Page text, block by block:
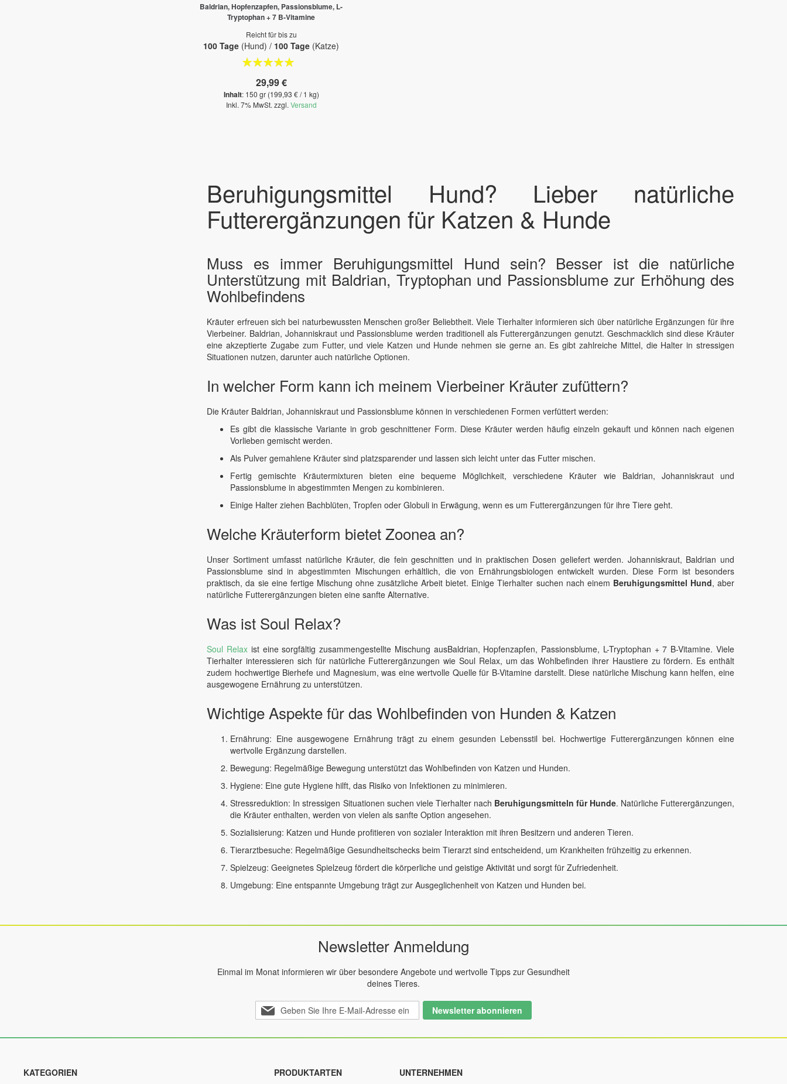
Baldrian, Hopfenzapfen, Passionsblume, L-
Tryptophan + 7 B-Vitamine
Reicht für bis zu
100 Tage (Hund) / 100 Tage (Katze)
Bewertung:
29,99 €
Inhalt: 150 gr (199,93 € / 1 kg)
Inkl. 7% MwSt. zzgl. Versand
Beruhigungsmittel Hund? Lieber natürliche
Futterergänzungen für Katzen & Hunde
Muss es immer Beruhigungsmittel Hund sein? Besser ist die natürliche
Unterstützung mit Baldrian, Tryptophan und Passionsblume zur Erhöhung des
Wohlbefindens
Kräuter erfreuen sich bei naturbewussten Menschen großer Beliebtheit. Viele Tierhalter informieren sich über natürliche Ergänzungen für ihre
Vierbeiner. Baldrian, Johanniskraut und Passionsblume werden traditionell als Futterergänzungen genutzt. Geschmacklich sind diese Kräuter
eine akzeptierte Zugabe zum Futter, und viele Katzen und Hunde nehmen sie gerne an. Es gibt zahlreiche Mittel, die Halter in stressigen
Situationen nutzen, darunter auch natürliche Optionen.
In welcher Form kann ich meinem Vierbeiner Kräuter zufüttern?
Die Kräuter Baldrian, Johanniskraut und Passionsblume können in verschiedenen Formen verfüttert werden:
Es gibt die klassische Variante in grob geschnittener Form. Diese Kräuter werden häufig einzeln gekauft und können nach eigenen
Vorlieben gemischt werden.
Als Pulver gemahlene Kräuter sind platzsparender und lassen sich leicht unter das Futter mischen.
Fertig gemischte Kräutermixturen bieten eine bequeme Möglichkeit, verschiedene Kräuter wie Baldrian, Johanniskraut und
Passionsblume in abgestimmten Mengen zu kombinieren.
Einige Halter ziehen Bachblüten, Tropfen oder Globuli in Erwägung, wenn es um Futterergänzungen für ihre Tiere geht.
Welche Kräuterform bietet Zoonea an?
Unser Sortiment umfasst natürliche Kräuter, die fein geschnitten und in praktischen Dosen geliefert werden. Johanniskraut, Baldrian und
Passionsblume sind in abgestimmten Mischungen erhältlich, die von Ernährungsbiologen entwickelt wurden. Diese Form ist besonders
praktisch, da sie eine fertige Mischung ohne zusätzliche Arbeit bietet. Einige Tierhalter suchen nach einem Beruhigungsmittel Hund, aber
natürliche Futterergänzungen bieten eine sanfte Alternative.
Was ist Soul Relax?
Soul Relax ist eine sorgfältig zusammengestellte Mischung ausBaldrian, Hopfenzapfen, Passionsblume, L-Tryptophan + 7 B-Vitamine. Viele
Tierhalter interessieren sich für natürliche Futterergänzungen wie Soul Relax, um das Wohlbefinden ihrer Haustiere zu fördern. Es enthält
zudem hochwertige Bierhefe und Magnesium, was eine wertvolle Quelle für B-Vitamine darstellt. Diese natürliche Mischung kann helfen, eine
ausgewogene Ernährung zu unterstützen.
Wichtige Aspekte für das Wohlbefinden von Hunden & Katzen
Ernährung: Eine ausgewogene Ernährung trägt zu einem gesunden Lebensstil bei. Hochwertige Futterergänzungen können eine
wertvolle Ergänzung darstellen.
Bewegung: Regelmäßige Bewegung unterstützt das Wohlbefinden von Katzen und Hunden.
Hygiene: Eine gute Hygiene hilft, das Risiko von Infektionen zu minimieren.
Stressreduktion: In stressigen Situationen suchen viele Tierhalter nach Beruhigungsmitteln für Hunde. Natürliche Futterergänzungen,
die Kräuter enthalten, werden von vielen als sanfte Option angesehen.
Sozialisierung: Katzen und Hunde profitieren von sozialer Interaktion mit ihren Besitzern und anderen Tieren.
Tierarztbesuche: Regelmäßige Gesundheitschecks beim Tierarzt sind entscheidend, um Krankheiten frühzeitig zu erkennen.
Spielzeug: Geeignetes Spielzeug fördert die körperliche und geistige Aktivität und sorgt für Zufriedenheit.
Umgebung: Eine entspannte Umgebung trägt zur Ausgeglichenheit von Katzen und Hunden bei.
Newsletter Anmeldung
Einmal im Monat informieren wir über besondere Angebote und wertvolle Tipps zur Gesundheit
deines Tieres.
Melden
Sie
für
Newsletter abonnieren
KATEGORIEN PRODUKTARTEN UNTERNEHMEN